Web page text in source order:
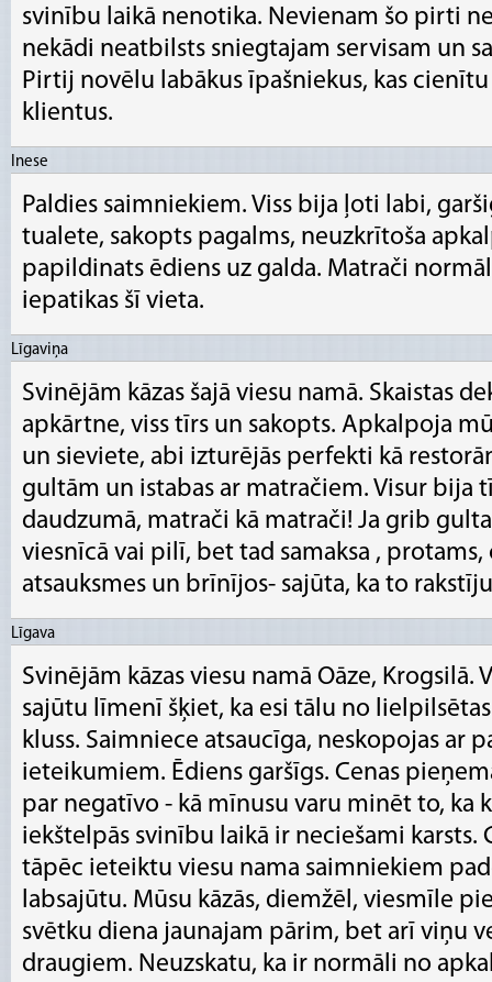
svinību laikā nenotika. Nevienam šo pirti
nekādi neatbilsts sniegtajam servisam un
Pirtij novēlu labākus īpašniekus, kas
klientus.
Inese
Paldies saimniekiem. Viss bija ļoti labi,
tualete, sakopts pagalms, neuzkrītoša
papildinats ēdiens uz galda. Matrači
iepatikas šī vieta.
Līgaviņa
Svinējām kāzas šajā viesu namā. Skaistas
apkārtne, viss tīrs un sakopts. Apkalpoja
un sieviete, abi izturējās perfekti kā
gultām un istabas ar matračiem. Visur bija
daudzumā, matrači kā matrači! Ja grib
viesnīcā vai pilī, bet tad samaksa ,
atsauksmes un brīnījos- sajūta, ka to
Līgava
Svinējām kāzas viesu namā Oāze, Krogsilā.
sajūtu līmenī šķiet, ka esi tālu no
kluss. Saimniece atsaucīga, neskopojas ar
ieteikumiem. Ēdiens garšīgs. Cenas
par negatīvo - kā mīnusu varu minēt to, ka
iekštelpās svinību laikā ir neciešami karsts.
tāpēc ieteiktu viesu nama saimniekiem
labsajūtu. Mūsu kāzās, diemžēl, viesmīle
svētku diena jaunajam pārim, bet arī viņu
draugiem. Neuzskatu, ka ir normāli no